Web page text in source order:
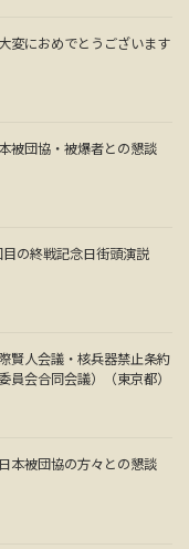
変におめでとうございます
被団協・被爆者との懇談
目の終戦記念日街頭演説
賢人会議・核兵器禁止条約
会合同会議）（東京都）
本被団協の方々との懇談